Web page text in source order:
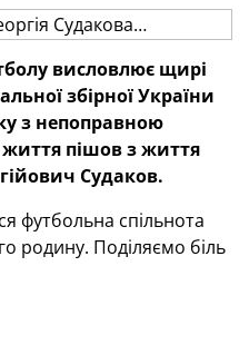
висловлює щирі
збірної України
з непоправною
пішов з життя
Судаков.
футбольна спільнота
родину. Поділяємо біль